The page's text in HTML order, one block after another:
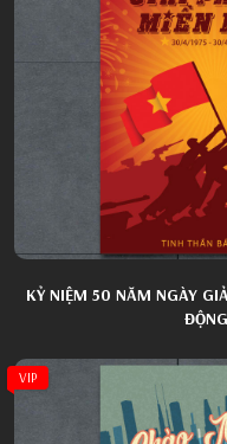
KỶ NIỆM 50 NĂM NGÀY
VIP